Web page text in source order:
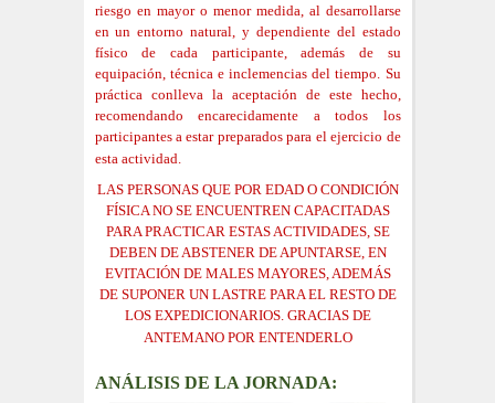
riesgo en mayor o menor medida, al desarrollarse
en un entorno natural, y dependiente del estado
físico de cada participante, además de su
equipación, técnica e inclemencias del tiempo. Su
práctica conlleva la aceptación de este hecho,
recomendando encarecidamente a todos los
participantes a estar preparados para el ejercicio de
esta actividad.
LAS PERSONAS QUE POR EDAD O CONDICIÓN
FÍSICA NO SE ENCUENTREN CAPACITADAS
PARA PRACTICAR ESTAS ACTIVIDADES, SE
DEBEN DE ABSTENER DE APUNTARSE, EN
EVITACIÓN DE MALES MAYORES, ADEMÁS
DE SUPONER UN LASTRE PARA EL RESTO DE
LOS EXPEDICIONARIOS. GRACIAS DE
ANTEMANO POR ENTENDERLO
ANÁLISIS DE LA JORNADA: